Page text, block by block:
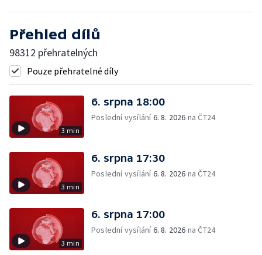
Přehled dílů
98312 přehratelných
Pouze přehratelné díly
3 min
6. srpna 18:00
Poslední vysílání6. 8. 2026 na ČT24
3 min
6. srpna 17:30
Poslední vysílání6. 8. 2026 na ČT24
3 min
6. srpna 17:00
Poslední vysílání6. 8. 2026 na ČT24